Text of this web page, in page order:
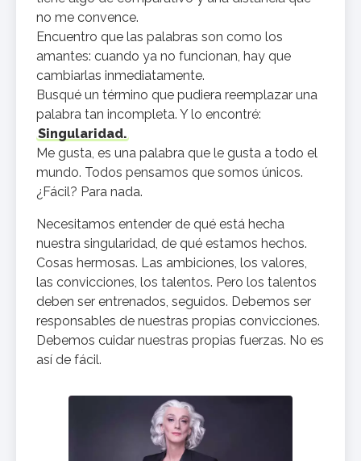
no me convence.
Encuentro que las palabras son como los
amantes: cuando ya no funcionan, hay que
cambiarlas inmediatamente.
Busqué un término que pudiera reemplazar una
palabra tan incompleta. Y lo encontré:
Singularidad.
Me gusta, es una palabra que le gusta a todo el
mundo. Todos pensamos que somos únicos.
¿Fácil? Para nada.
Necesitamos entender de qué está hecha
nuestra singularidad, de qué estamos hechos.
Cosas hermosas. Las ambiciones, los valores,
las convicciones, los talentos. Pero los talentos
deben ser entrenados, seguidos. Debemos ser
responsables de nuestras propias convicciones.
Debemos cuidar nuestras propias fuerzas. No es
así de fácil.